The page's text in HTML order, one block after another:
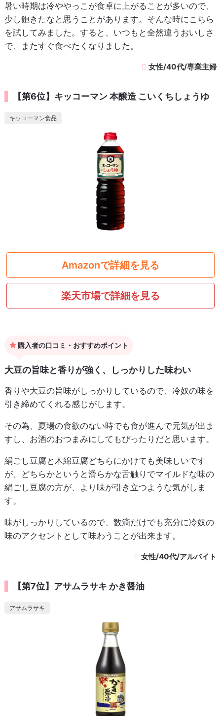
暑い時期は冷ややっこが食卓に上がることが多いので、
少し飽きたなと思うことがあります。そんな時にこちら
を試してみました。すると、いつもと全然違うおいしさ
で、またすぐ食べたくなりました。
女性/40代/専業主婦
【第6位】キッコーマン 本醸造 こいくちしょうゆ
キッコーマン食品
Amazonで詳細を見る
楽天市場で詳細を見る
購入者の口コミ・おすすめポイント
大豆の旨味と香りが強く、しっかりした味わい
香りや大豆の旨味がしっかりしているので、冷奴の味を
引き締めてくれる感じがします。
その為、夏場の食欲のない時でも食が進んで元気が出ま
すし、お酒のおつまみにしてもぴったりだと思います。
絹ごし豆腐と木綿豆腐どちらにかけても美味しいです
が、どちらかというと滑らかな舌触りでマイルドな味の
絹ごし豆腐の方が、より味が引き立つような気がしま
す。
味がしっかりしているので、数滴だけでも充分に冷奴の
味のアクセントとして味わうことが出来ます。
女性/40代/アルバイト
【第7位】アサムラサキ かき醤油
アサムラサキ